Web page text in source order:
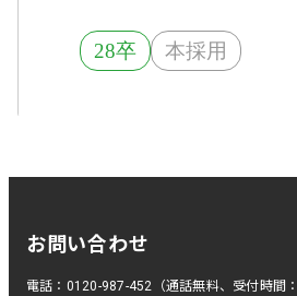
28卒 本採用
お問い合わせ
電話：0120-987-452（通話無料、受付時間